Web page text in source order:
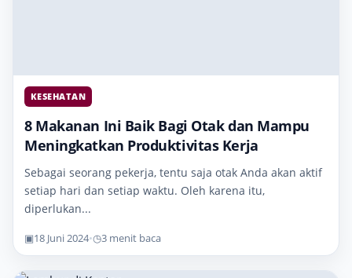
KESEHATAN
8 Makanan Ini Baik Bagi Otak dan Mampu
Meningkatkan Produktivitas Kerja
Sebagai seorang pekerja, tentu saja otak Anda akan aktif
setiap hari dan setiap waktu. Oleh karena itu,
diperlukan...
▣18 Juni 2024•◷3 menit baca